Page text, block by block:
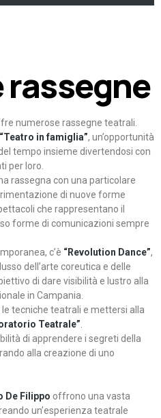
rassegne
numerose rassegne teatrali.
“Teatro in famiglia”, un’opportunità
tempo insieme divertendosi con
per loro.
rassegna con una particolare
di nuove forme
che rappresentano il
forme di comunicazioni sempre
c’è “Revolution Dance”,
dell’arte coreutica e delle
di dare visibilità e lustro alla
in Campania.
tecniche teatrali e mettersi alla
Teatrale”
di apprendere i segreti della
alla creazione di uno
De Filippo offrono una vasta
un’esperienza teatrale